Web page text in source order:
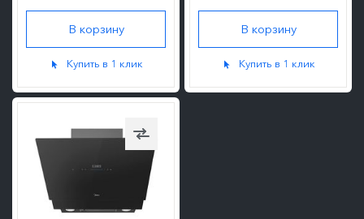
Купить в 1 клик Купить в 1 клик
ПОДРОБНЕЕ